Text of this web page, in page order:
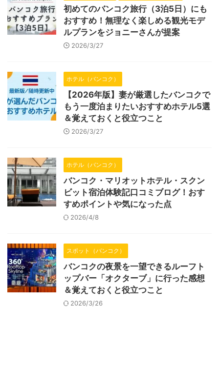
初めてのバンコク旅行（3泊5日）にも
おすすめ！無理なく楽しめる観光モデ
ルプランをジョニーさんが提案
2026/3/27
ホテル（バンコク）
【2026年版】妻が厳選したバンコクで
もう一度泊まりたいおすすめホテル5選
＆覚えておくと役立つこと
2026/3/27
ホテル（バンコク）
バンコク・マリオットホテル・スクン
ビット宿泊体験記口コミブログ！おす
すめポイントや気になった点
2026/4/8
スポット（バンコク）
バンコクの夜景を一望できるルーフト
ップバー「オクターブ」に行った感想
＆覚えておくと役立つこと
2026/3/26